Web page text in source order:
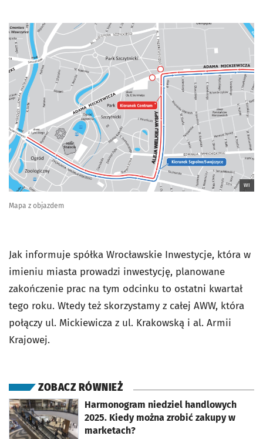
WI
Mapa z objazdem
Jak informuje spółka Wrocławskie Inwestycje, która w
imieniu miasta prowadzi inwestycję, planowane
zakończenie prac na tym odcinku to ostatni kwartał
tego roku. Wtedy też skorzystamy z całej AWW, która
połączy ul. Mickiewicza z ul. Krakowską i al. Armii
Krajowej.
ZOBACZ RÓWNIEŻ
Harmonogram niedziel handlowych
2025. Kiedy można zrobić zakupy w
marketach?
otworzy się w nowej karcie